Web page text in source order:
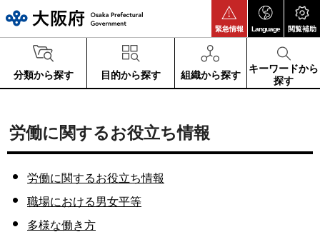
緊急情報 Language 閲覧補助
分類から探す 目的から探す 組織から探す
キーワードから
探す
労働に関するお役立ち情報
労働に関するお役立ち情報
職場における男女平等
多様な働き方